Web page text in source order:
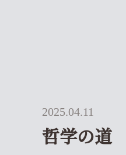
2025.04.11
哲学の道